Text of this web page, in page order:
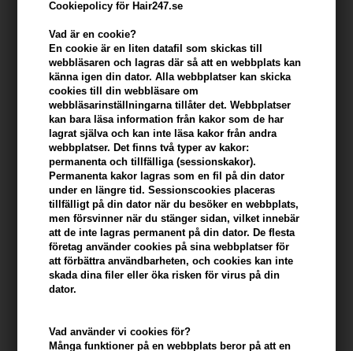
Cookiepolicy för Hair247.se
Vad är en cookie?
En cookie är en liten datafil som skickas till
webbläsaren och lagras där så att en webbplats kan
känna igen din dator. Alla webbplatser kan skicka
cookies till din webbläsare om
webbläsarinställningarna tillåter det. Webbplatser
kan bara läsa information från kakor som de har
lagrat själva och kan inte läsa kakor från andra
webbplatser. Det finns två typer av kakor:
permanenta och tillfälliga (sessionskakor).
Permanenta kakor lagras som en fil på din dator
under en längre tid. Sessionscookies placeras
tillfälligt på din dator när du besöker en webbplats,
men försvinner när du stänger sidan, vilket innebär
att de inte lagras permanent på din dator. De flesta
företag använder cookies på sina webbplatser för
att förbättra användbarheten, och cookies kan inte
skada dina filer eller öka risken för virus på din
dator.
Vad använder vi cookies för?
Många funktioner på en webbplats beror på att en
Fudge Shaper 75g
Varumärken»Fudge vax Brand:
100,00SEK
Enhetspris ved 3 stk. 91,00 SEK Spara 9%
Enhetspris ved 6 stk. 85,00 SEK Spara 15%
+